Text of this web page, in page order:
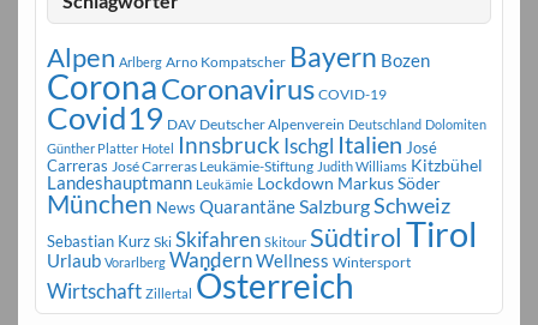
Alpen Arlberg Arno Kompatscher Bayern Bozen
CoronaCoronavirus COVID-19
Covid19 DAV Deutscher Alpenverein Deutschland Dolomiten
Günther Platter Hotel Innsbruck Ischgl Italien José
Carreras José Carreras Leukämie-Stiftung Judith Williams Kitzbühel
Landeshauptmann Leukämie Lockdown Markus Söder
München News Quarantäne SalzburgSchweiz
Sebastian Kurz Ski Skifahren Skitour SüdtirolTirol
Urlaub Vorarlberg WandernWellness Wintersport
Wirtschaft Zillertal Österreich